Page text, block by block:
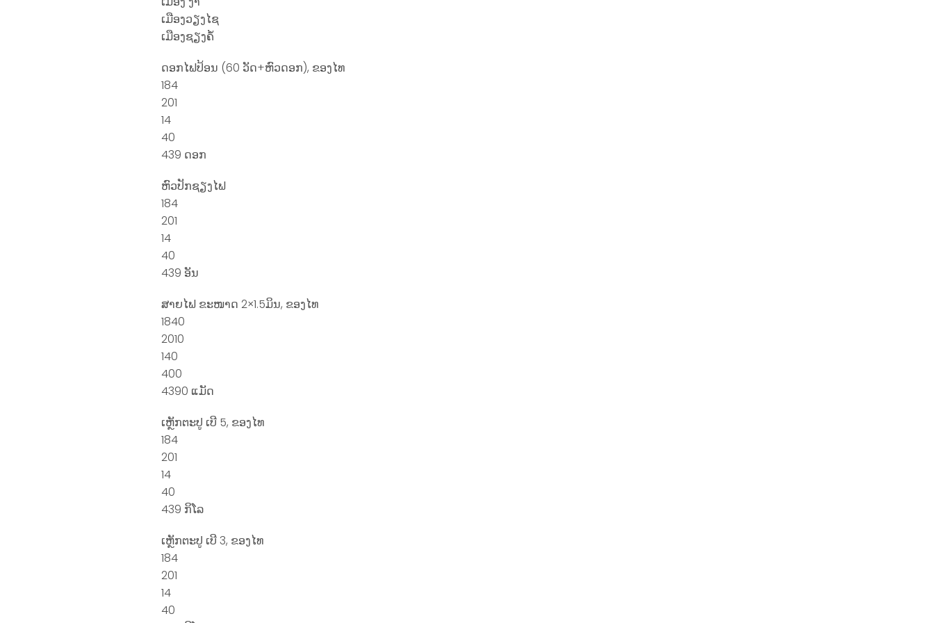
ເມືອງວຽງໄຊ
ເມືອງຊຽງຄໍ້
ດອກໄຟປ້ອນ (60 ວັດ+ຫົວດອກ), ຂອງໄທ
184
201
14
40
439 ດອກ
ຫົວປັກຊຽງໄຟ
184
201
14
40
439 ອັນ
ສາຍໄຟ ຂະໜາດ 2×1.5ມິນ, ຂອງໄທ
1840
2010
140
400
4390 ແມັດ
ເຫຼັກຕະປູ ເບີ 5, ຂອງໄທ
184
201
14
40
439 ກິໂລ
ເຫຼັກຕະປູ ເບີ 3, ຂອງໄທ
184
201
14
40